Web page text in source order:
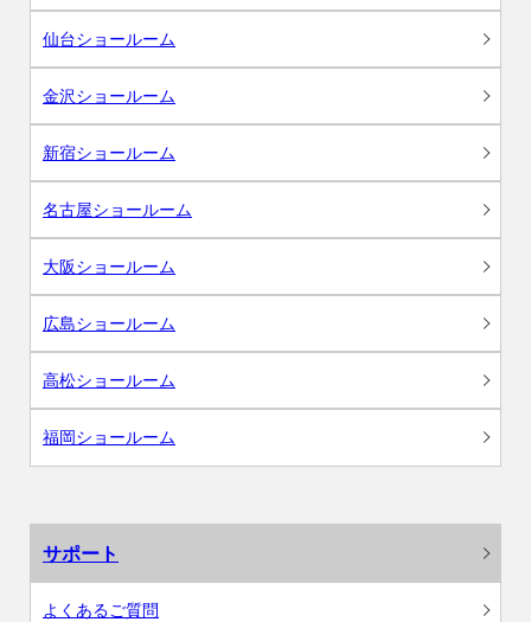
仙台ショールーム
金沢ショールーム
新宿ショールーム
名古屋ショールーム
大阪ショールーム
広島ショールーム
高松ショールーム
福岡ショールーム
サポート
よくあるご質問